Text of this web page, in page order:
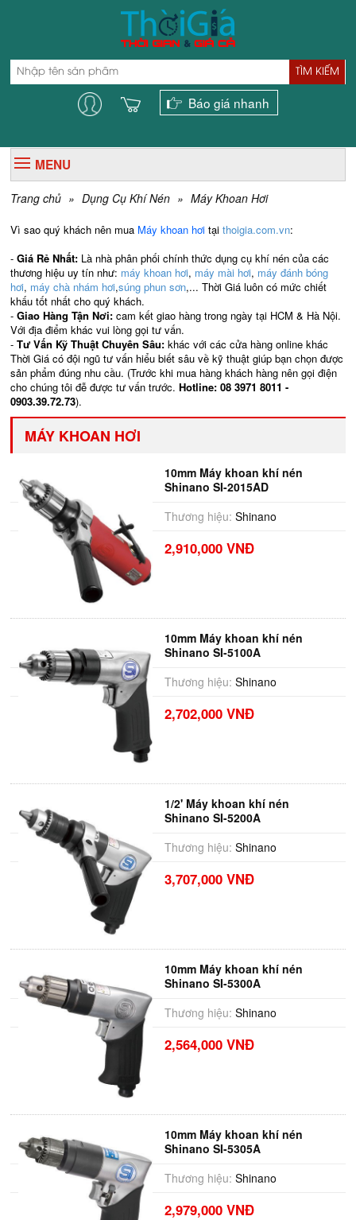
TÌM KIẾM
Báo giá nhanh
MENU
Trang chủ » Dụng Cụ Khí Nén » Máy Khoan Hơi
Vì sao quý khách nên mua Máy khoan hơi tạithoigia.com.vn:
-Giá Rẻ Nhất: Là nhà phân phối chính thức dụng cụ khí nén của các
thương hiệu uy tín như: máy khoan hơi, máy mài hơi, máy đánh bóng
hơi, máy chà nhám hơi,súng phun sơn,... Thời Giá luôn có mức chiết
khấu tốt nhất cho quý khách.
-Giao Hàng Tận Nơi:cam kết giao hàng trong ngày tại HCM & Hà Nội.
Với địa điểm khác vui lòng gọi tư vấn.
-Tư Vấn Kỹ Thuật Chuyên Sâu:khác với các cửa hàng online khác
Thời Giá có đội ngũ tư vấn hiểu biết sâu về kỹ thuật giúp bạn chọn được
sản phẩm đúng nhu cầu. (Trước khi mua hàng khách hàng nên gọi điện
cho chúng tôi đễ được tư vấn trước.Hotline: 08 3971 8011 -
0903.39.72.73).
MÁY KHOAN HƠI
10mm Máy khoan khí nén
Shinano SI-2015AD
Thương hiệu: Shinano
2,910,000 VNĐ
10mm Máy khoan khí nén
Shinano SI-5100A
Thương hiệu: Shinano
2,702,000 VNĐ
1/2' Máy khoan khí nén
Shinano SI-5200A
Thương hiệu: Shinano
3,707,000 VNĐ
10mm Máy khoan khí nén
Shinano SI-5300A
Thương hiệu: Shinano
2,564,000 VNĐ
10mm Máy khoan khí nén
Shinano SI-5305A
Thương hiệu: Shinano
2,979,000 VNĐ